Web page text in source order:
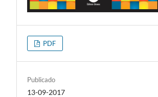
PDF
Publicado
13-09-2017